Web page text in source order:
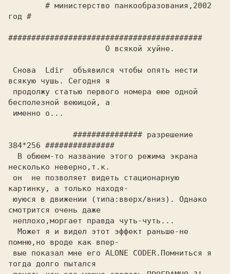
        #
министерство панкообразования,2002
год
Снова Ldir
  объявился чтобы опять нести
всякую чушь. Сегодня я
бесполезной веюицой, а
              ###############
разрешение
384*256
несколько неверно,т.к.
картинку, а только находя-
смотрится очень даже
  Может я и видел этот
эффект раньше-не
помню,но вроде как впер-
тогда долго пытался